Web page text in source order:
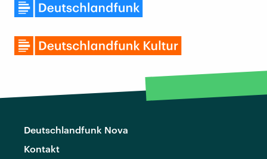
Deutschlandfunk Nova
Kontakt